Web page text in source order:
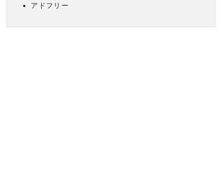
アドフリー